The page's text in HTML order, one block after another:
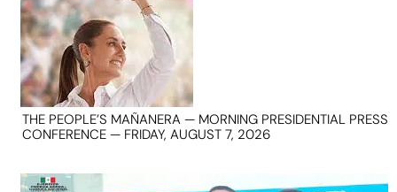
THE PEOPLE’S MAÑANERA — MORNING PRESIDENTIAL PRESS
CONFERENCE — FRIDAY, AUGUST 7, 2026